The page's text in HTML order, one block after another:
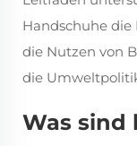
Handschuhe die
die Nutzen von
die
Was sind